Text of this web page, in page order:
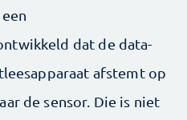
dat de data-
afstemt op
de sensor. Die is niet